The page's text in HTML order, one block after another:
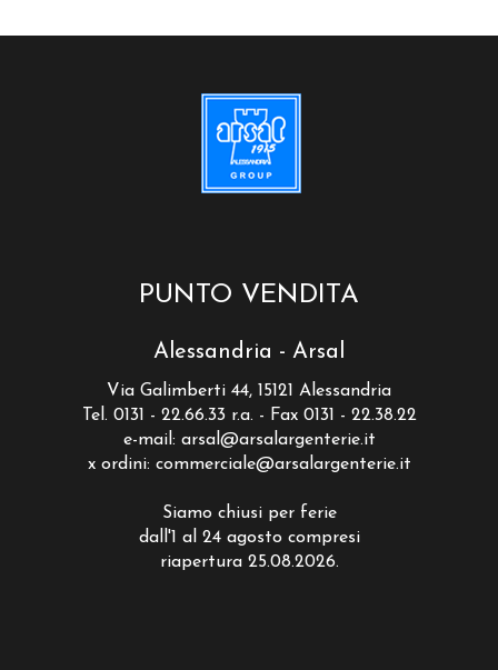
PUNTO VENDITA
Alessandria - Arsal
Via Galimberti 44, 15121 Alessandria
Tel. 0131 - 22.66.33 r.a. - Fax 0131 - 22.38.22
e-mail: arsal@arsalargenterie.it
x ordini: commerciale@arsalargenterie.it
Siamo chiusi per ferie
dall'1 al 24 agosto compresi
riapertura 25.08.2026.